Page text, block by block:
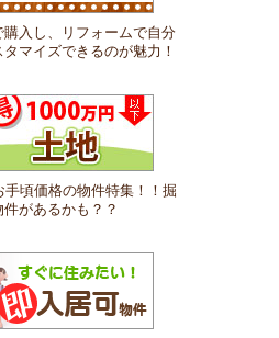
購入し、リフォームで自分
マイズできるのが魅力！
手頃価格の物件特集！！掘
件があるかも？？